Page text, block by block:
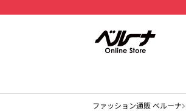
ファッション通販 ベルーナ